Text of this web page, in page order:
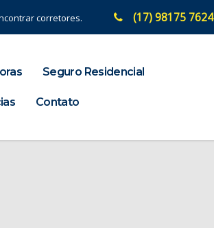
corretores. (17) 98175 7624
Seguro Residencial
Contato